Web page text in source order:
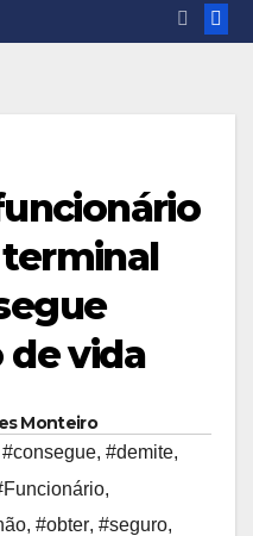
vida
Monteiro
#consegue, #demite,
,
, #obter, #seguro,